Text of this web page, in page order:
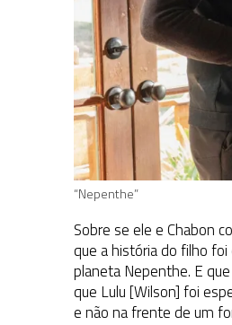
“Nepenthe”
Sobre se ele e Chabon
que a história do filho foi
planeta Nepenthe. E
que Lulu [Wilson] foi
e não na frente de um